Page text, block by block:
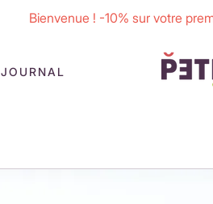
Bienvenue ! -10% sur votre
JOURNAL